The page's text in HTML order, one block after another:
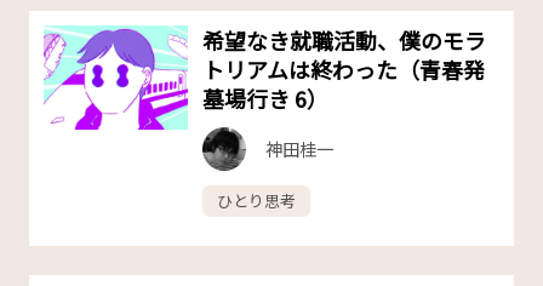
希望なき就職活動、僕のモラ
トリアムは終わった（青春発
墓場行き 6）
神田桂一
ひとり思考